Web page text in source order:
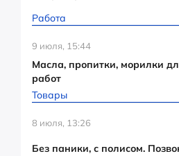
Работа
9 июля, 15:44
Масла, пропитки, морилки
работ
Товары
8 июля, 13:26
Без паники, с полисом.